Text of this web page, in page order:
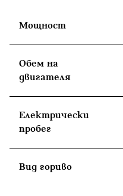
Мощност
Обем на
двигателя
Eлектрически
пробег
Вид гориво